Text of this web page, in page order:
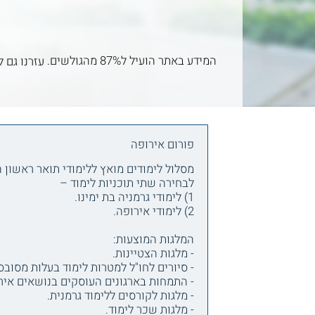
המידע באתר הועיל ל87% מהגולשים. עזרנו גם
פורום אירופה
מסלול לימודים מואץ ללימודי תואר
לבחירה שתי תוכניות לימוד –
1) לימודי גרמניה בת ימינו.
2) לימודי אירופה.
המלגות המוצעות:
- מלגות הצטיינות.
- סיורים לחו"ל למטרות לימוד בעלות
- התמחות בארגונים העוסקים בנושאים
- מלגות לקורסים ללימוד גרמנית.
- מלגות שכר לימוד.